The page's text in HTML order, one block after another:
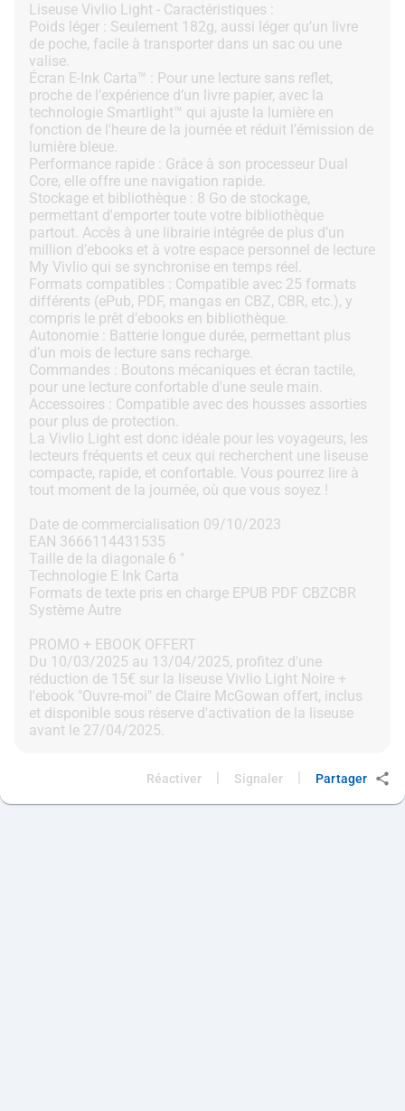
Liseuse Vivlio Light - Caractéristiques :
Poids léger : Seulement 182g, aussi léger qu’un livre
de poche, facile à transporter dans un sac ou une
valise.
Écran E-Ink Carta™ : Pour une lecture sans reflet,
proche de l’expérience d’un livre papier, avec la
technologie Smartlight™ qui ajuste la lumière en
fonction de l'heure de la journée et réduit l’émission de
lumière bleue.
Performance rapide : Grâce à son processeur Dual
Core, elle offre une navigation rapide.
Stockage et bibliothèque : 8 Go de stockage,
permettant d'emporter toute votre bibliothèque
partout. Accès à une librairie intégrée de plus d’un
million d’ebooks et à votre espace personnel de lecture
My Vivlio qui se synchronise en temps réel.
Formats compatibles : Compatible avec 25 formats
différents (ePub, PDF, mangas en CBZ, CBR, etc.), y
compris le prêt d’ebooks en bibliothèque.
Autonomie : Batterie longue durée, permettant plus
d’un mois de lecture sans recharge.
Commandes : Boutons mécaniques et écran tactile,
pour une lecture confortable d'une seule main.
Accessoires : Compatible avec des housses assorties
pour plus de protection.
La Vivlio Light est donc idéale pour les voyageurs, les
lecteurs fréquents et ceux qui recherchent une liseuse
compacte, rapide, et confortable. Vous pourrez lire à
tout moment de la journée, où que vous soyez !
Date de commercialisation 09/10/2023
EAN 3666114431535
Taille de la diagonale 6 "
Technologie E Ink Carta
Formats de texte pris en charge EPUB PDF CBZCBR
Système Autre
PROMO + EBOOK OFFERT
Du 10/03/2025 au 13/04/2025, profitez d'une
réduction de 15€ sur la liseuse Vivlio Light Noire +
l'ebook "Ouvre-moi" de Claire McGowan offert, inclus
et disponible sous réserve d'activation de la liseuse
Réactiver Signaler Partager